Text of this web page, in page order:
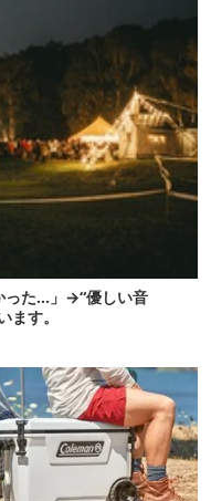
った…」→“優しい音
ます。